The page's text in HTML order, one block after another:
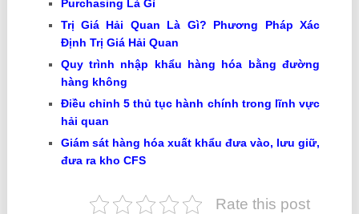
Purchasing Là Gì
Trị Giá Hải Quan Là Gì? Phương Pháp Xác
Định Trị Giá Hải Quan
Quy trình nhập khẩu hàng hóa bằng đường
hàng không
Điều chỉnh 5thủ tục hành chính trong lĩnh vực
hải quan
Giám sát hàng hóa xuất khẩu đưa vào, lưu giữ,
đưa ra kho CFS
Rate this post